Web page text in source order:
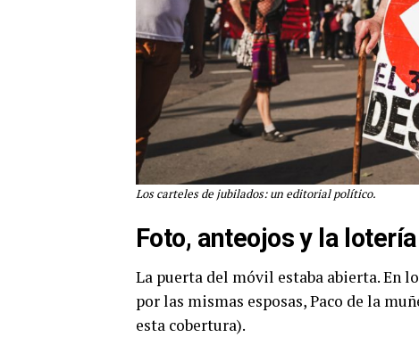
Los carteles de jubilados: un editorial político.
Foto, anteojos y la lotería
La puerta del móvil estaba abierta. En
por las mismas esposas, Paco de la
esta cobertura).